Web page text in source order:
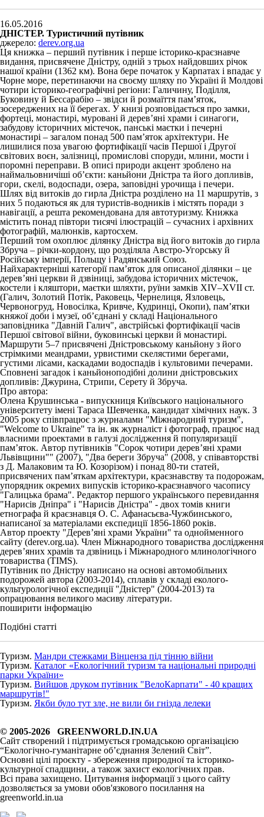
16.05.2016
ДНІСТЕР. Туристичний путівник
джерело: derev.org.ua
Ця книжка – перший путівник і перше історико-краєзнавче
видання, присвячене Дністру, одній з трьох найдовших річок
нашої країни (1362 км). Вона бере початок у Карпатах і впадає у
Чорне море, перетинаючи на своєму шляху по Україні й Молдові
чотири історико-географічні регіони: Галичину, Поділля,
Буковину й Бессарабію – звідси й розмаїття пам’яток,
зосереджених на її берегах. У книзі розповідається про замки,
фортеці, монастирі, муровані й дерев’яні храми і синагоги,
забудову історичних містечок, панські маєтки і печерні
монастирі – загалом понад 500 пам’яток архітектури. Не
лишилися поза увагою фортифікації часів Першої і Другої
світових воєн, залізниці, промислові споруди, млини, мости і
поромні переправи. В описі природи акцент зроблено на
наймальовничіші об’єкти: каньйони Дністра та його допливів,
гори, скелі, водоспади, озера, заповідні урочища і печери.
Шлях від витоків до гирла Дністра розділено на 11 маршрутів, з
них 5 подаються як для туристів-водників і містять поради з
навігації, а решта рекомендована для автотуризму. Книжка
містить понад півтори тисячі ілюстрацій – сучасних і архівних
фотографій, малюнків, картосхем.
Перший том охоплює ділянку Дністра від його витоків до гирла
Збруча – річки-кордону, що розділяла Австро-Угорську й
Російську імперії, Польщу і Радянський Союз.
Найхарактерніші категорії пам’яток для описаної ділянки – це
дерев’яні церкви й дзвіниці, забудова історичних містечок,
костели і кляштори, маєтки шляхти, руїни замків XIV–XVII ст.
(Галич, Золотий Потік, Раковець, Чернелиця, Язловець,
Червоногруд, Новосілка, Кривче, Кудринці, Окопи), пам’ятки
княжої доби і музеї, об’єднані у складі Національного
заповідника "Давній Галич", австрійські фортифікації часів
Першої світової війни, буковинські церкви й монастирі.
Маршрути 5–7 присвячені Дністровському каньйону з його
стрімкими меандрами, урвистими скелястими берегами,
густими лісами, каскадами водоспадів і культовими печерами.
Сповнені загадок і каньйоноподібні долини дністровських
допливів: Джурина, Стрипи, Серету й Збруча.
Про автора:
Олена Крушинська - випускниця Київського національного
університету імені Тараса Шевченка, кандидат хімічних наук. З
2005 року співпрацює з журналами "Міжнародний туризм",
"Welcome to Ukraine" та ін. як журналіст і фотограф, працює над
власними проектами в галузі дослідження й популяризації
пам’яток. Автор путівників "Сорок чотири дерев’яні храми
Львівщини"" (2007), "Два береги Збруча" (2008, у співавторстві
з Д. Малаковим та Ю. Козорізом) і понад 80-ти статей,
присвячених пам’яткам архітектури, краєзнавству та подорожам,
упорядник окремих випусків історико-краєзнавчого часопису
"Галицька брама". Редактор першого українського перевидання
"Нарисів Дніпра" і "Нарисів Дністра" - двох томів книги
етнографа й краєзнавця О. С. Афанасьєва-Чужбинського,
написаної за матеріалами експедиції 1856-1860 років.
Автор проекту "Дерев’яні храми України" та однойменного
сайту (derev.org.ua). Член Міжнародного товариства дослідження
дерев’яних храмів та дзвіниць і Міжнародного млинологічного
товариства (TIMS).
Путівник по Дністру написано на основі автомобільних
подорожей автора (2003-2014), сплавів у складі еколого-
культурологічної експедиції "Дністер" (2004-2013) та
опрацювання великого масиву літератури.
поширити інформацію
Подібні статті
Туризм. Мандри стежками Вінценза під тінню війни
Туризм. Каталог «Екологічний туризм та національні природні
парки України»
Туризм. Вийшов друком путівник "ВелоКарпати" - 40 кращих
маршрутів!"
Туризм. Якби було тут зле, не вили би гнізда лелеки
© 2005-2026 GREENWORLD.IN.UA
Сайт створений і підтримується громадською організацією
“Екологічно-гуманітарне об’єднання Зелений Світ”.
Основні цілі проєкту - збереження природної та історико-
культурної спадщини, а також захист екологічних прав.
Всі права захищено. Цитування інформації з цього сайту
дозволяється за умови обов'язкового посилання на
greenworld.in.ua